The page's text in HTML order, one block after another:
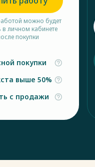
можно будет
в личном кабинете
покупки
покупки
выше 50%
с продажи